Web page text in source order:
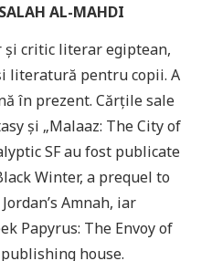
AL-MAHDI
și critic literar egiptean,
literatură pentru copii. A
în prezent. Cărțile sale
și „Malaaz: The City of
SF au fost publicate
Winter, a prequel to
Amnah, iar
Papyrus: The Envoy of
house.